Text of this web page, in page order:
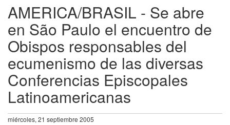
AMERICA/BRASIL - Se abre
en São Paulo el encuentro de
Obispos responsables del
ecumenismo de las diversas
Conferencias Episcopales
Latinoamericanas
miércoles, 21 septiembre 2005